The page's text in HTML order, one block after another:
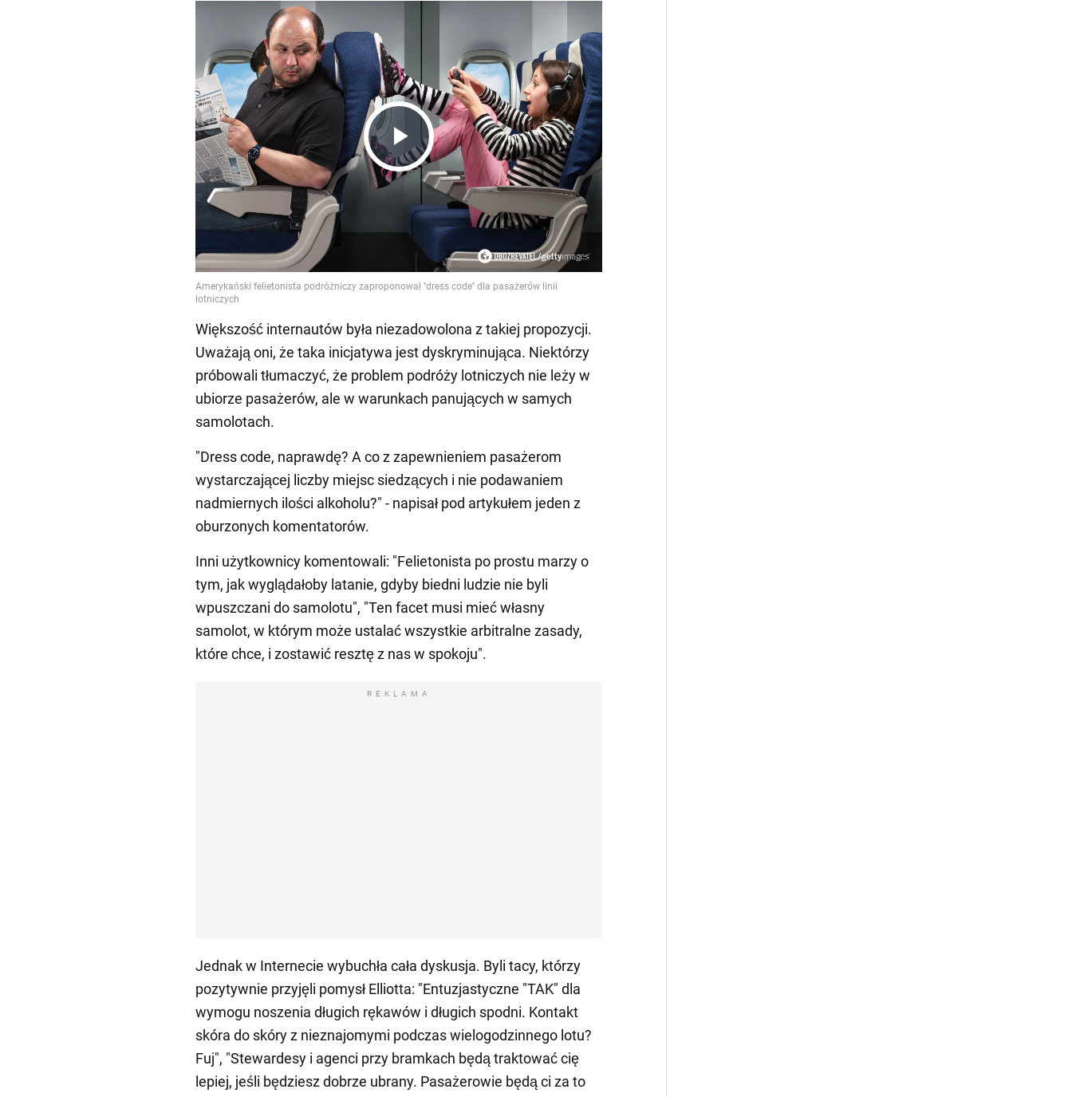
Play
Video
Większość internautów była niezadowolona z takiej propozycji.
Uważają oni, że taka inicjatywa jest dyskryminująca. Niektórzy
próbowali tłumaczyć, że problem podróży lotniczych nie leży w
ubiorze pasażerów, ale w warunkach panujących w samych
samolotach.
"Dress code, naprawdę? A co z zapewnieniem pasażerom
wystarczającej liczby miejsc siedzących i nie podawaniem
nadmiernych ilości alkoholu?" - napisał pod artykułem jeden z
oburzonych komentatorów.
Inni użytkownicy komentowali: "Felietonista po prostu marzy o
tym, jak wyglądałoby latanie, gdyby biedni ludzie nie byli
wpuszczani do samolotu", "Ten facet musi mieć własny
samolot, w którym może ustalać wszystkie arbitralne zasady,
które chce, i zostawić resztę z nas w spokoju".
REKLAMA
Jednak w Internecie wybuchła cała dyskusja. Byli tacy, którzy
pozytywnie przyjęli pomysł Elliotta: "Entuzjastyczne "TAK" dla
wymogu noszenia długich rękawów i długich spodni. Kontakt
skóra do skóry z nieznajomymi podczas wielogodzinnego lotu?
Fuj", "Stewardesy i agenci przy bramkach będą traktować cię
lepiej, jeśli będziesz dobrze ubrany. Pasażerowie będą ci za to